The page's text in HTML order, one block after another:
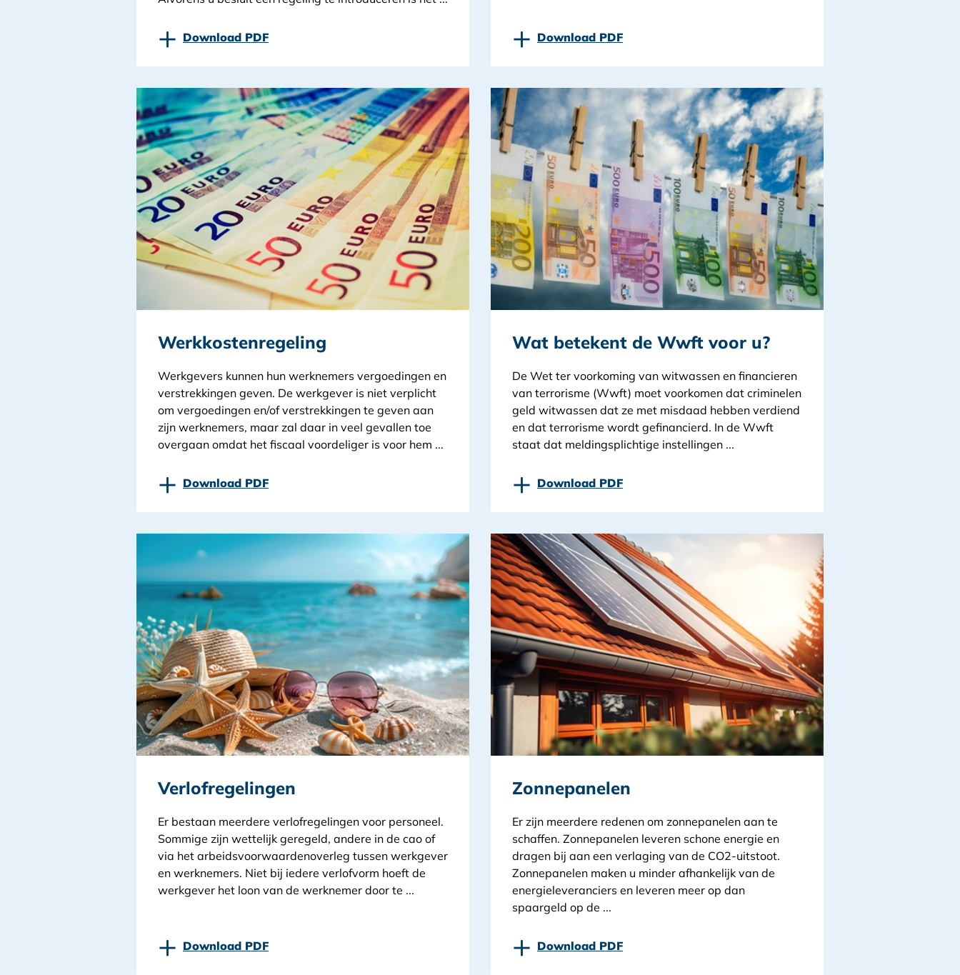
Werkkostenregeling
Werkgevers kunnen hun werknemers vergoedingen en
verstrekkingen geven. De werkgever is niet verplicht
om vergoedingen en/of verstrekkingen te geven aan
zijn werknemers, maar zal daar in veel gevallen toe
overgaan omdat het fiscaal voordeliger is voor hem ...
Wat betekent de Wwft voor u?
De Wet ter voorkoming van witwassen en financieren
van terrorisme (Wwft) moet voorkomen dat criminelen
geld witwassen dat ze met misdaad hebben verdiend
en dat terrorisme wordt gefinancierd. In de Wwft
staat dat meldingsplichtige instellingen ...
Verlofregelingen
Er bestaan meerdere verlofregelingen voor personeel.
Sommige zijn wettelijk geregeld, andere in de cao of
via het arbeidsvoorwaardenoverleg tussen werkgever
en werknemers. Niet bij iedere verlofvorm hoeft de
werkgever het loon van de werknemer door te ...
Zonnepanelen
Er zijn meerdere redenen om zonnepanelen aan te
schaffen. Zonnepanelen leveren schone energie en
dragen bij aan een verlaging van de CO2-uitstoot.
Zonnepanelen maken u minder afhankelijk van de
energieleveranciers en leveren meer op dan
spaargeld op de ...